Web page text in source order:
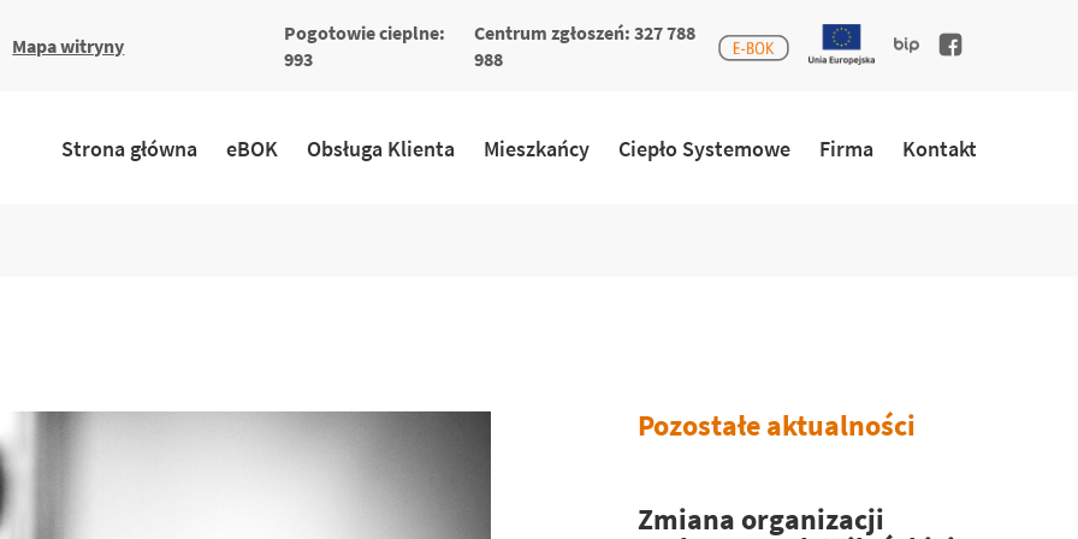
Mapa witryny
Pogotowie cieplne:
993
Centrum zgłoszeń: 327 788
988
Strona główna eBOK Obsługa Klienta Mieszkańcy Ciepło Systemowe Firma Kontakt
Pozostałe aktualności
Zmiana organizacji